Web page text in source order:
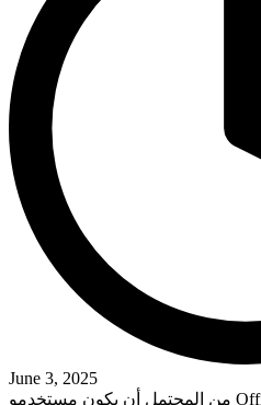
June 3, 2025
من المحتمل أن يكون مستخدمو Office على دراية بـ Abbyy